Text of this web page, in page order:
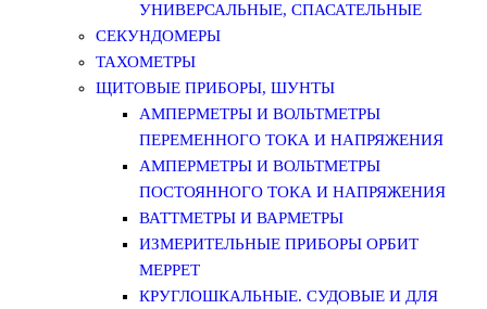
УНИВЕРСАЛЬНЫЕ, СПАСАТЕЛЬНЫЕ
СЕКУНДОМЕРЫ
ТАХОМЕТРЫ
ЩИТОВЫЕ ПРИБОРЫ, ШУНТЫ
АМПЕРМЕТРЫ И ВОЛЬТМЕТРЫ
ПЕРЕМЕННОГО ТОКА И НАПРЯЖЕНИЯ
АМПЕРМЕТРЫ И ВОЛЬТМЕТРЫ
ПОСТОЯННОГО ТОКА И НАПРЯЖЕНИЯ
ВАТТМЕТРЫ И ВАРМЕТРЫ
ИЗМЕРИТЕЛЬНЫЕ ПРИБОРЫ ОРБИТ
МЕРРЕТ
КРУГЛОШКАЛЬНЫЕ. СУДОВЫЕ И ДЛЯ